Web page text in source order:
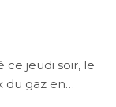
jeudi soir, le
du gaz en…